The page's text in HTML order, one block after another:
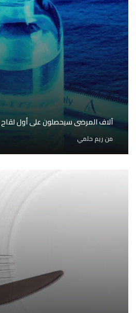
آلاف المرضى سيحصلون على أول لقاح
من ريم حلمي